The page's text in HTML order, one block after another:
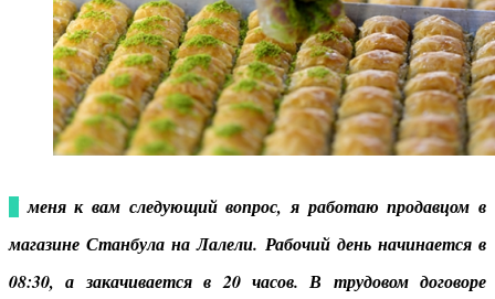
магазине Станбула на Лалели. Рабочий день начинается в
08:30, а закачивается в 20 часов. В трудовом договоре